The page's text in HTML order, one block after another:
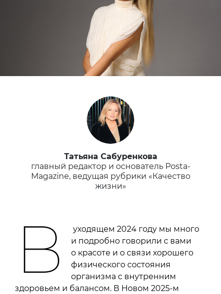
Татьяна Сабуренкова
главный редактор и основатель Posta-
Magazine, ведущая рубрики «Качество
жизни»
В
уходящем 2024 году мы много
и подробно говорили с вами
о красоте и о связи хорошего
физического состояния
организма с внутренним
здоровьем и балансом. В Новом 2025-м